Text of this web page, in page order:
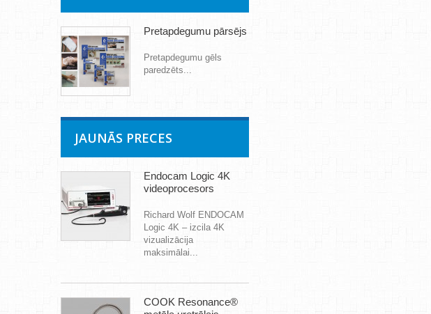
Pretapdegumu pārsējs
Pretapdegumu gēls
paredzēts...
JAUNĀS PRECES
Endocam Logic 4K
videoprocesors
Richard Wolf ENDOCAM
Logic 4K – izcila 4K
vizualizācija
maksimālai...
COOK Resonance®